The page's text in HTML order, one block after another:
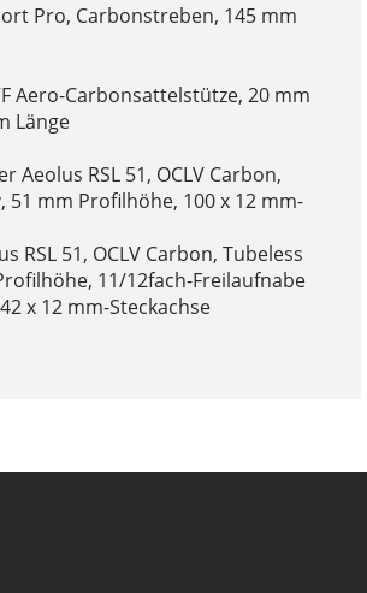
Pro, Carbonstreben, 145 mm
Aero-Carbonsattelstütze, 20 mm
Länge
Aeolus RSL 51, OCLV Carbon,
51 mm Profilhöhe, 100 x 12 mm-
RSL 51, OCLV Carbon, Tubeless
11/12fach-Freilaufnabe
x 12 mm-Steckachse